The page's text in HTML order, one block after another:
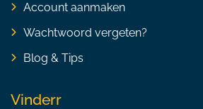
Account aanmaken
Wachtwoord vergeten?
Blog & Tips
Vinderr